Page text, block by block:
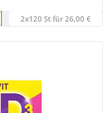
2x120 St für 26,00 €